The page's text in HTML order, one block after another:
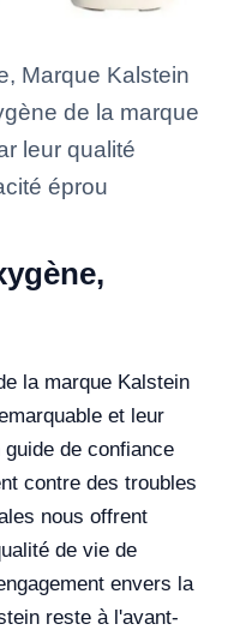
Marque Kalstein
de la marque
leur qualité
éprou
la marque Kalstein
et leur
de confiance
contre des troubles
nous offrent
de vie de
envers la
reste à l'avant-